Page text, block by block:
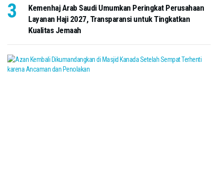
Kemenhaj Arab Saudi Umumkan Peringkat Perusahaan
Layanan Haji 2027, Transparansi untuk Tingkatkan
Kualitas Jemaah